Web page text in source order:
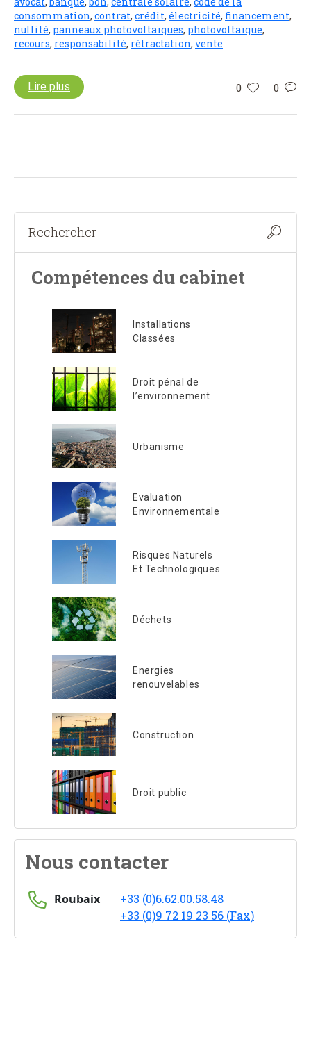
consommation, contrat, crédit, électricité, financement,
nullité, panneaux photovoltaïques, photovoltaïque,
recours, responsabilité, rétractation, vente
0 0
Lire plus
Compétences du cabinet
Installations
Classées
Droit pénal de
l’environnement
Urbanisme
Evaluation
Environnementale
Risques Naturels
Et Technologiques
Déchets
Energies
renouvelables
Construction
Droit public
Nous contacter
Roubaix
+33 (0)6.62.00.58.48
+33 (0)9 72 19 23 56 (Fax)